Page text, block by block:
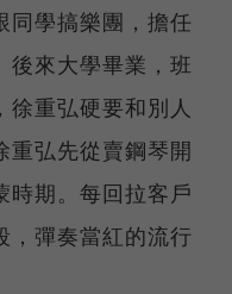
同學搞樂團，擔任
後來大學畢業，班
徐重弘硬要和別人
重弘先從賣鋼琴開
時期。每回拉客戶
，彈奏當紅的流行